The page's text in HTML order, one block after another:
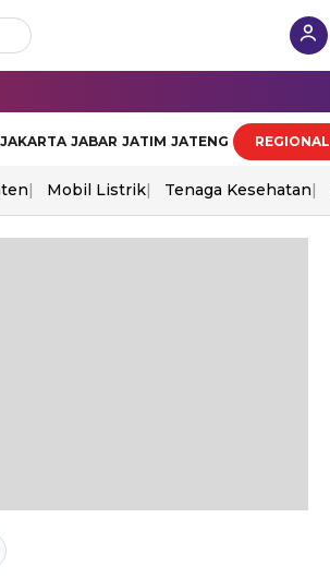
JAKARTA JABAR JATIM JATENG REGIONAL
Mobil Listrik Tenaga Kesehatan